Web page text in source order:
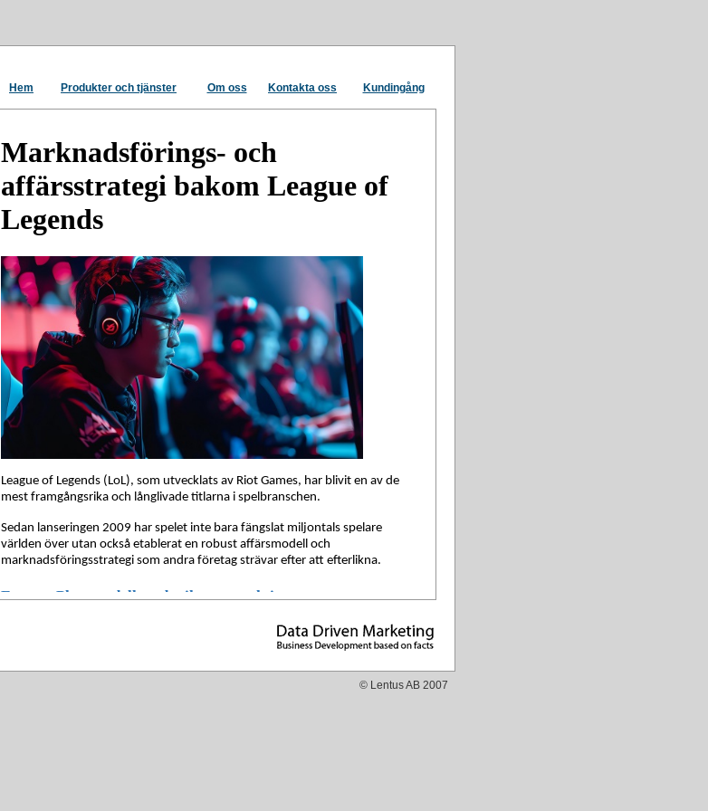
Hem Produkter och tjänster Om oss Kontakta oss Kundingång
Marknadsförings- och
affärsstrategi bakom League of
Legends
League of Legends (LoL), som utvecklats av Riot Games, har blivit en av de
mest framgångsrika och långlivade titlarna i spelbranschen.
Sedan lanseringen 2009 har spelet inte bara fängslat miljontals spelare
världen över utan också etablerat en robust affärsmodell och
marknadsföringsstrategi som andra företag strävar efter att efterlikna.
Free-to-Play-modell med mikrotransaktioner
En av kärnstrategierna bakom League of Legends framgång är dess free-to-
play-modell. Genom att låta spelarna ladda ner och spela spelet gratis sänkte
© Lentus AB 2007